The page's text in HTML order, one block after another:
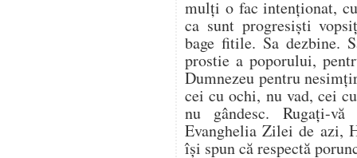
mulți o fac intenționat,
ca sunt progresiști
bage fitile. Sa dezbine.
prostie a poporului,
Dumnezeu pentru
cei cu ochi, nu vad, cei
nu gândesc. Rugați-
Evanghelia Zilei de azi,
își spun că respectă